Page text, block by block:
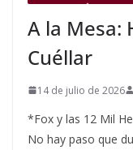
A la Mesa:
Cuéllar
14 de julio de 2026
*Fox y las 12 Mil
No hay paso que